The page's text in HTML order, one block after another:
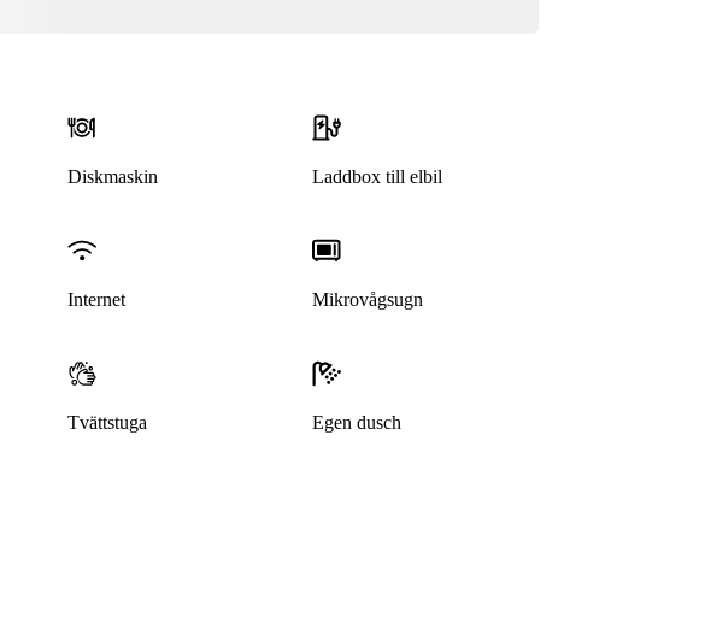
Diskmaskin Laddbox till elbil
Internet Mikrovågsugn
Tvättstuga Egen dusch